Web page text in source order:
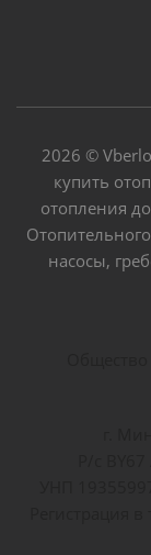
2026 ©
купить
отопления
насосы,